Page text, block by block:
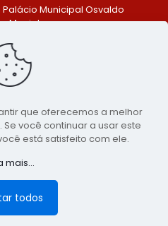
Palácio Municipal Osvaldo
Maciel
- PE. CEP: 553370-128
(81) 99548-1569
de Comunicação da
Bento do Una - PE
- Agência Digital
que oferecemos a melhor
você continuar a usar este
está satisfeito com ele.
mais...
todos